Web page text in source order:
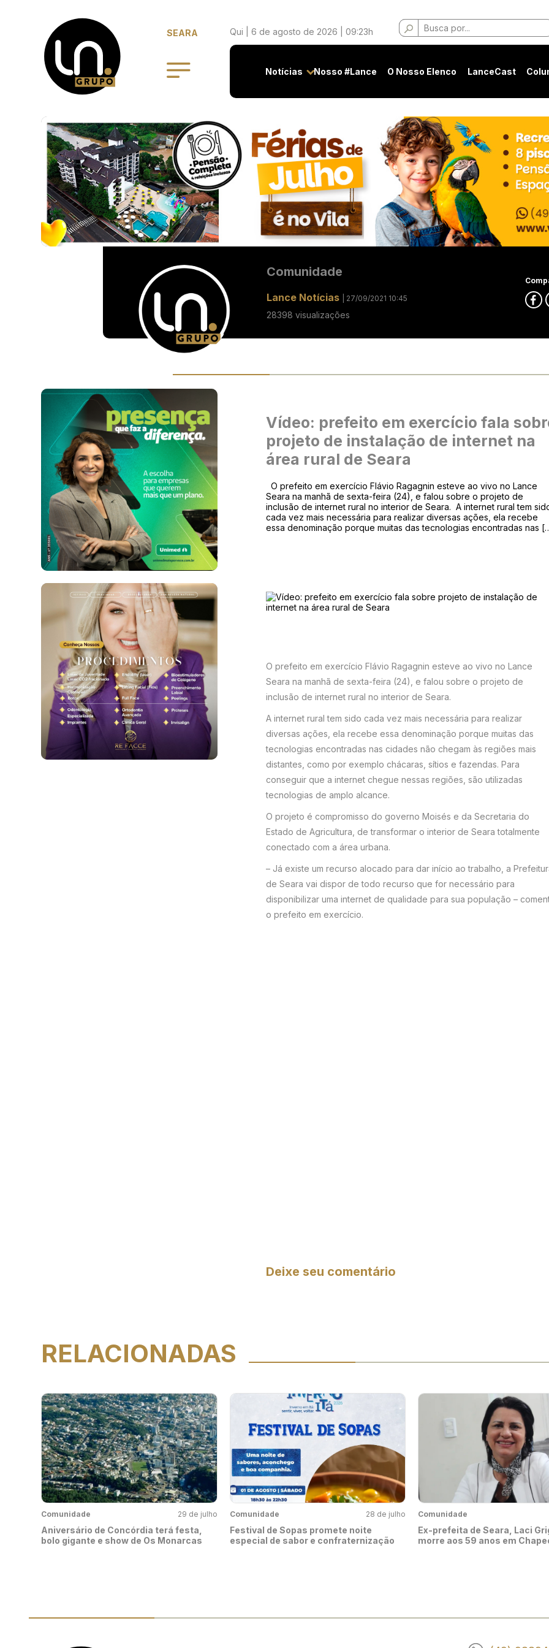
SEARA Qui | 6 de agosto de 2026 | 09:23h
Buscar
por:
Notícias Nosso #Lance O Nosso Elenco LanceCast
Comunidade
Lance Notícias | 27/09/2021 10:45
28398 visualizações
Vídeo: prefeito em exercício fala
projeto de instalação de internet na
área rural de Seara
O prefeito em exercício Flávio Ragagnin esteve ao vivo no Lance
Seara na manhã de sexta-feira (24), e falou sobre o projeto de
inclusão de internet rural no interior de Seara. A internet rural tem
cada vez mais necessária para realizar diversas ações, ela recebe
essa denominação porque muitas das tecnologias encontradas nas
O prefeito em exercício Flávio Ragagnin esteve ao vivo no Lance
Seara na manhã de sexta-feira (24), e falou sobre o projeto de
inclusão de internet rural no interior de Seara.
A internet rural tem sido cada vez mais necessária para realizar
diversas ações, ela recebe essa denominação porque muitas das
tecnologias encontradas nas cidades não chegam às regiões mais
distantes, como por exemplo chácaras, sítios e fazendas. Para
conseguir que a internet chegue nessas regiões, são utilizadas
tecnologias de amplo alcance.
O projeto é compromisso do governo Moisés e da Secretaria do
Estado de Agricultura, de transformar o interior de Seara totalmente
conectado com a área urbana.
– Já existe um recurso alocado para dar início ao trabalho, a
de Seara vai dispor de todo recurso que for necessário para
disponibilizar uma internet de qualidade para sua população –
o prefeito em exercício.
Deixe seu comentário
RELACIONADAS
Comunidade 29 de julho
Aniversário de Concórdia terá festa,
bolo gigante e show de Os Monarcas
Comunidade 28 de julho
Festival de Sopas promete noite
especial de sabor e confraternização
Comunidade
Ex-prefeita de Seara, Laci
morre aos 59 anos em